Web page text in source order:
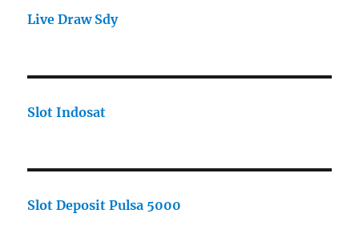
Live Draw Sdy
Slot Indosat
Slot Deposit Pulsa 5000